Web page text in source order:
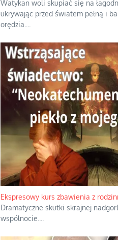
Watykan woli skupiać się na
ukrywając przed światem pełną i
orędzia.
Ekspresowy kurs zbawienia z
Dramatyczne skutki skrajnej
wspólnocie.